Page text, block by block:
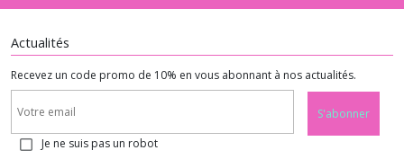
Actualités
Recevez un code promo de 10% en vous abonnant à nos actualités.
S'abonner
Je ne suis pas un robot